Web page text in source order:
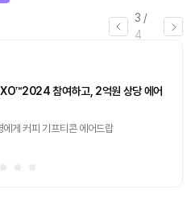
3 /
4
참여하고, 2억원 상당 에어
게 커피 기프티콘 에어드랍